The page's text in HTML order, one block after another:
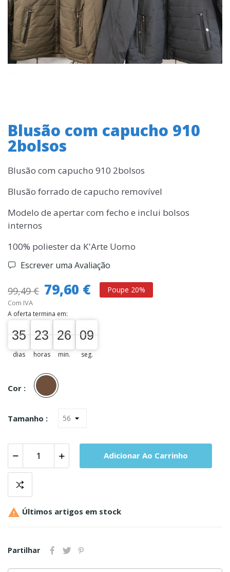
Blusão com capucho 910
2bolsos
Blusão com capucho 910 2bolsos
Blusão forrado de capucho removível
Modelo de apertar com fecho e inclui bolsos
internos
100% poliester da K'Arte Uomo
Escrever uma Avaliação
99,49 € 79,60 € Poupe 20%
Com IVA
A oferta termina em:
35
35
00
dias
23
23
00
horas
26
26
00
min.
09
08
09
seg.
Cor :
Castanho
Tamanho :
Adicionar Ao Carrinho
 Últimos artigos em stock
Partilhar